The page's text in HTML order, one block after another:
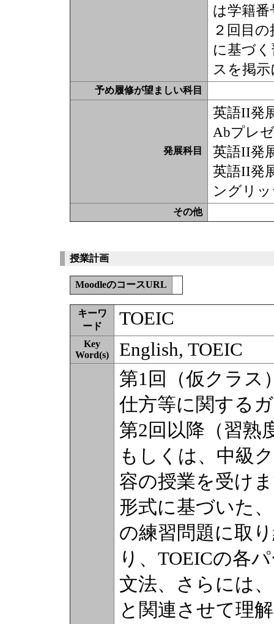
は学籍
２回目
に基づ
スを掲
予め履修が望ましい科目
発展科目
英語II発
Abプレ
英語II発
英語II発
ングリ
その他
授業計画
MoodleのコースURL
キーワ
ード
TOEIC
Key
Word(s)
English, TOEIC
第1回（仮クラス
仕方等に関する
第2回以降（習熟
もしくは、中級
容の授業を受け
形式に基づいた
の練習問題に取
り、TOEICの各
文法、さらには
と関連させて理